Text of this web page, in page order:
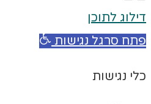
דילוג לתוכן
פתח סרגל נגישות
כלי נגישות